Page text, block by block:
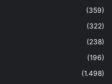
(359)
(322)
(238)
(196)
(1.498)